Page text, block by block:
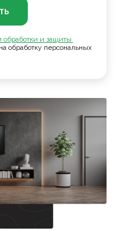
обработки и защиты
на обработку персональных